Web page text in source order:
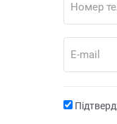
Номер
E-mail